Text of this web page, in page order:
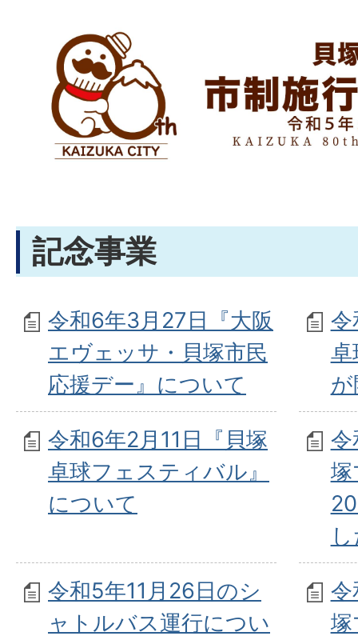
記念事業
令和6年3月27日『大阪
エヴェッサ・貝塚市民
応援デー』について
令
卓
令和6年2月11日『貝塚
卓球フェスティバル』
について
令
令和5年11月26日のシ
ャトルバス運行につい
令